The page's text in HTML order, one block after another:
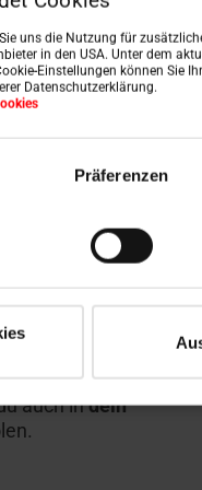
uns die Nutzung für
in den USA. Unter dem
Einstellungen können Sie
Datenschutzerklärung.
Präferenzen
Wohlbefinden
der berüchtigte
nicht wieder
als Tageslicht.
den
auch indein